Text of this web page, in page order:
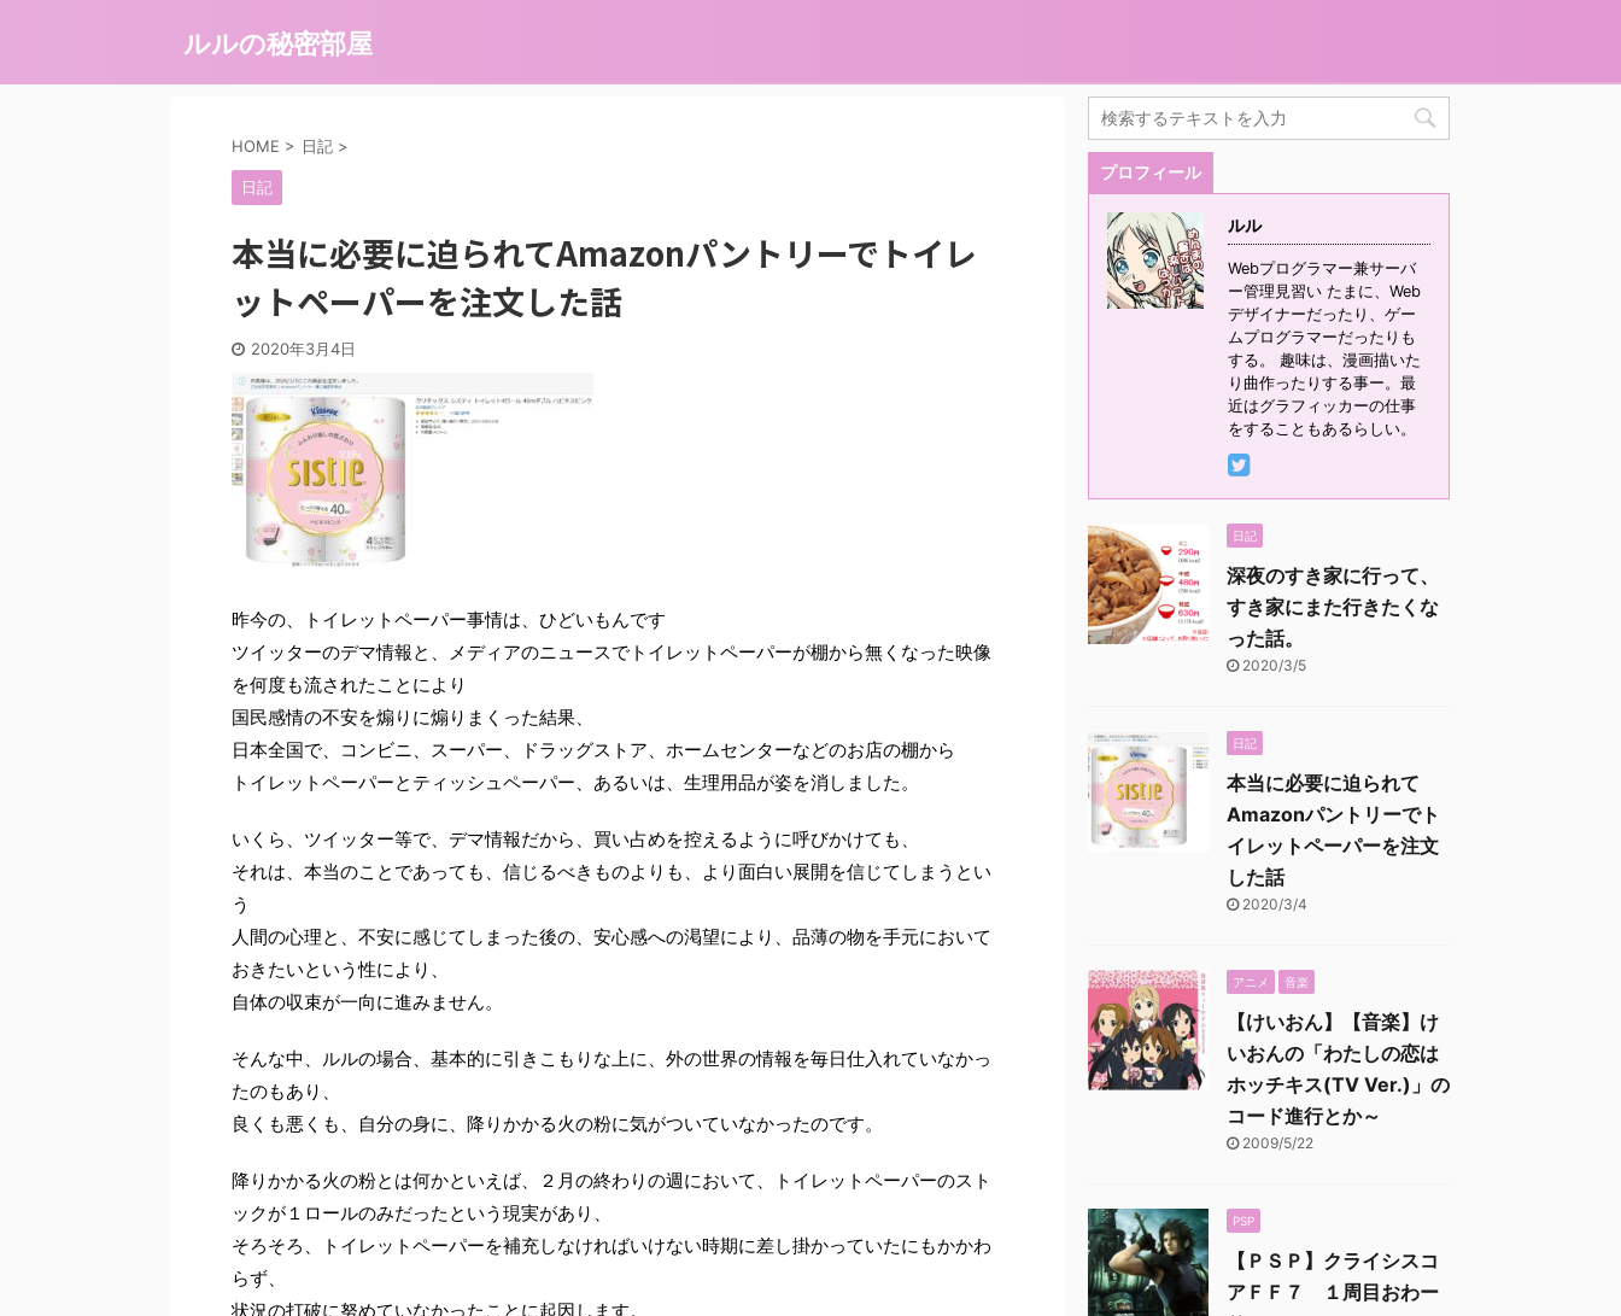
ルルの秘密部屋
HOME > 日記 >
日記
本当に必要に迫られてAmazonパントリーでトイレ
ットペーパーを注文した話
2020年3月4日
昨今の、トイレットペーパー事情は、ひどいもんです
ツイッターのデマ情報と、メディアのニュースでトイレットペーパーが棚から無くなった映像
を何度も流されたことにより
国民感情の不安を煽りに煽りまくった結果、
日本全国で、コンビニ、スーパー、ドラッグストア、ホームセンターなどのお店の棚から
トイレットペーパーとティッシュペーパー、あるいは、生理用品が姿を消しました。
いくら、ツイッター等で、デマ情報だから、買い占めを控えるように呼びかけても、
それは、本当のことであっても、信じるべきものよりも、より面白い展開を信じてしまうとい
う
人間の心理と、不安に感じてしまった後の、安心感への渇望により、品薄の物を手元において
おきたいという性により、
自体の収束が一向に進みません。
そんな中、ルルの場合、基本的に引きこもりな上に、外の世界の情報を毎日仕入れていなかっ
たのもあり、
良くも悪くも、自分の身に、降りかかる火の粉に気がついていなかったのです。
降りかかる火の粉とは何かといえば、２月の終わりの週において、トイレットペーパーのスト
ックが１ロールのみだったという現実があり、
そろそろ、トイレットペーパーを補充しなければいけない時期に差し掛かっていたにもかかわ
らず、
状況の打破に努めていなかったことに起因します。
プロフィール
ルル
Webプログラマー兼サーバ
ー管理見習い たまに、Web
デザイナーだったり、ゲー
ムプログラマーだったりも
する。 趣味は、漫画描いた
り曲作ったりする事ー。最
近はグラフィッカーの仕事
をすることもあるらしい。
日記
深夜のすき家に行って、
すき家にまた行きたくな
った話。
2020/3/5
日記
本当に必要に迫られて
Amazonパントリーでト
イレットペーパーを注文
した話
2020/3/4
アニメ 音楽
【けいおん】【音楽】け
いおんの「わたしの恋は
ホッチキス(TV Ver.)」の
コード進行とか～
2009/5/22
PSP
【ＰＳＰ】クライシスコ
アＦＦ７ １周目おわー